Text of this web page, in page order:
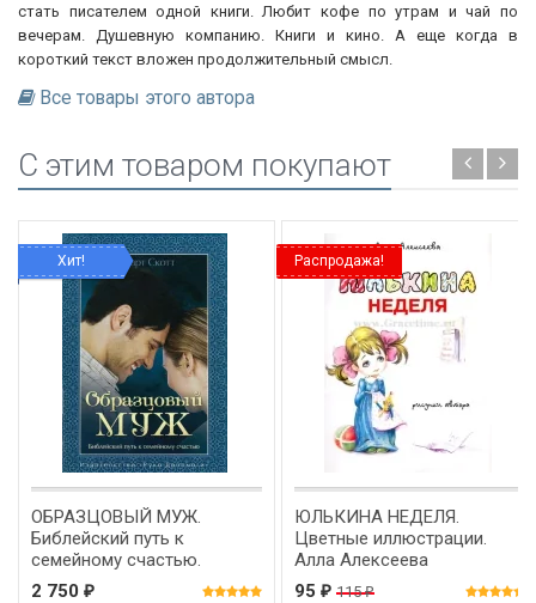
стать писателем одной книги. Любит кофе по утрам и чай по
вечерам. Душевную компанию. Книги и кино. А еще когда в
короткий текст вложен продолжительный смысл.
Все товары этого автора
C этим товаром покупают
Хит!
ОБРАЗЦОВЫЙ МУЖ.
Библейский путь к
семейному счастью.
Стюарт Скотт
2 750 ₽
Распродажа!
ЮЛЬКИНА НЕДЕЛЯ.
Цветные иллюстрации.
Алла Алексеева
95 ₽ 115₽